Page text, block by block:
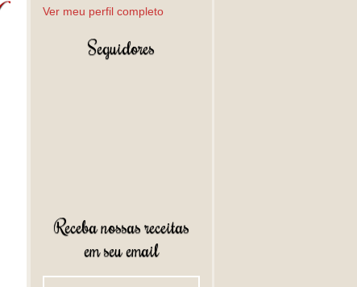
Ver meu perfil completo
Seguidores
Receba nossas receitas
em seu email